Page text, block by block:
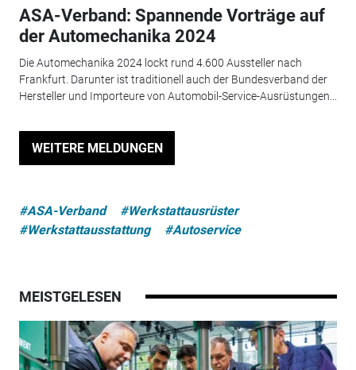
ASA-Verband: Spannende Vorträge auf
der Automechanika 2024
Die Automechanika 2024 lockt rund 4.600 Aussteller nach
Frankfurt. Darunter ist traditionell auch der Bundesverband der
Hersteller und Importeure von Automobil-Service-Ausrüstungen...
WEITERE MELDUNGEN
#ASA-Verband
#Werkstattausrüster
#Werkstattausstattung
#Autoservice
MEISTGELESEN